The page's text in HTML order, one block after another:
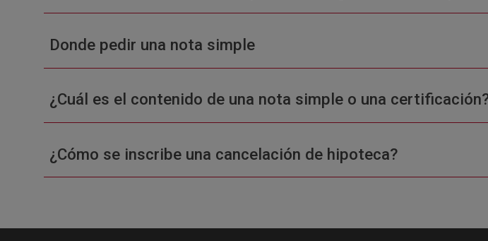
Donde pedir una nota simple
¿Cuál es el contenido de una nota simple o una
¿Cómo se inscribe una cancelación de hipoteca?